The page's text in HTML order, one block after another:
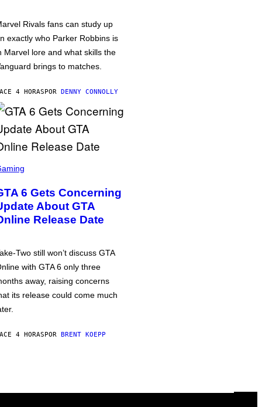
Rivals fans can study up
exactly who Parker Robbins is
Marvel lore and what skills the
brings to matches.
4 HORASPOR DENNY CONNOLLY
6 Gets Concerning
About GTA
Release Date
Two still won’t discuss GTA
with GTA 6 only three
away, raising concerns
its release could come much
4 HORASPOR BRENT KOEPP